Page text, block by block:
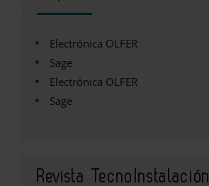
Electrónica OLFER
Sage
Electrónica OLFER
Sage
Revista TecnoInstalación